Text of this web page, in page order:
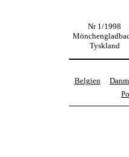
Nr 1/1998
Tyskland
Belgien